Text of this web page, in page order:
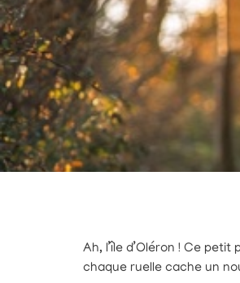
Ah, l’île d’Oléron ! Ce
chaque ruelle cache un